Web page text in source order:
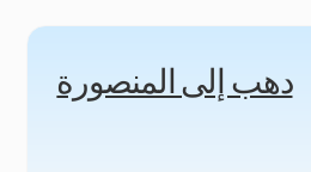
دهب إلى المنصورة